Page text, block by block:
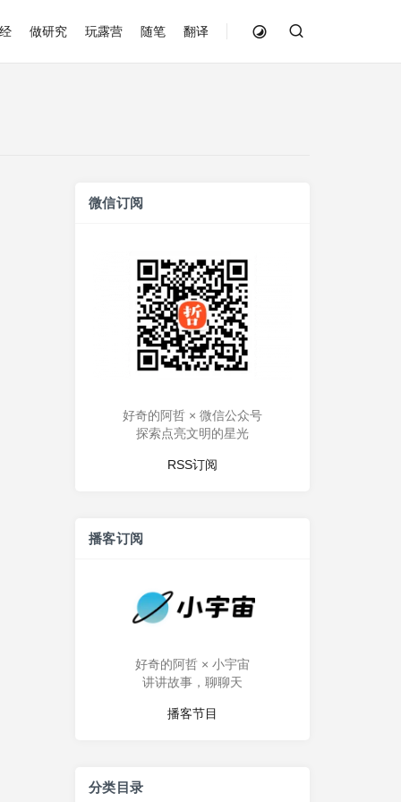
做研究 玩露营 随笔 翻译
微信订阅
好奇的阿哲 × 微信公众号
探索点亮文明的星光
RSS订阅
播客订阅
好奇的阿哲 × 小宇宙
讲讲故事，聊聊天
播客节目
分类目录